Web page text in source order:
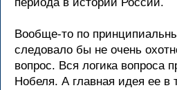
Вообще-то по
следовало бы не очень
вопрос. Вся логика вопроса
Нобеля. А главная идея ее в